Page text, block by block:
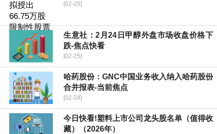
[02-25]
生意社：2月24日甲醇外盘市场收盘价格下
跌-焦点快看
[02-25]
哈药股份：GNC中国业务收入纳入哈药股份
合并报表-当前焦点
[02-24]
今日快看!塑料上市公司龙头股名单（值得收
藏）（2026年）